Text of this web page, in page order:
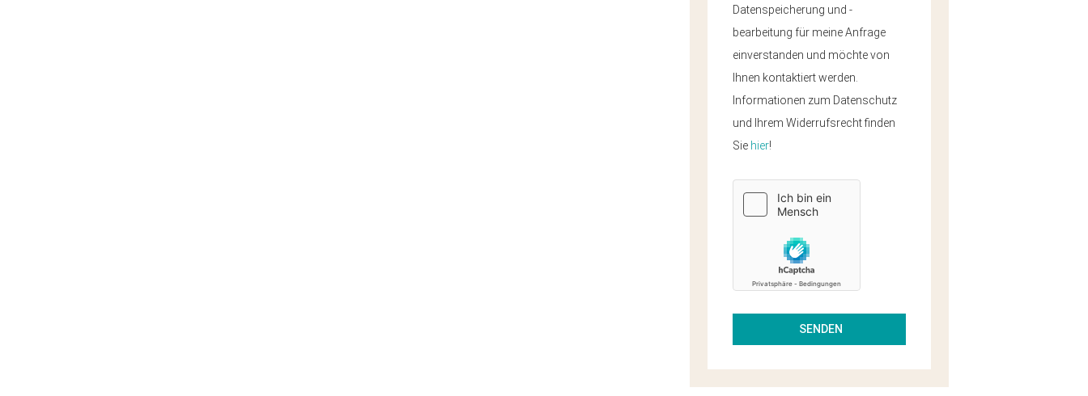
Datenspeicherung und -
bearbeitung für meine Anfrage
einverstanden und möchte von
Ihnen kontaktiert werden.
Informationen zum Datenschutz
und Ihrem Widerrufsrecht finden
Sie hier!